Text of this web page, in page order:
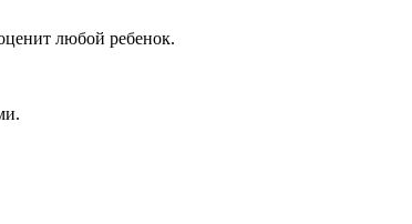
любой ребенок.